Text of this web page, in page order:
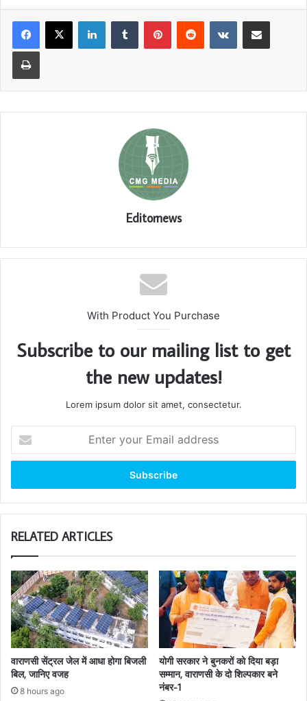
LinkedInTumblr PinterestReddit VKontakteShare via Email
Print
Editornews
With Product You Purchase
Subscribe to our mailing list to get
the new updates!
Lorem ipsum dolor sit amet, consectetur.
your
Email
RELATED ARTICLES
वाराणसी सेंट्रल जेल में आधा होगा बिजली
बिल, जानिए वजह
8 hours ago
योगी सरकार ने बुनकरों को दिया बड़ा
सम्मान, वाराणसी के दो शिल्पकार बने
नंबर-1